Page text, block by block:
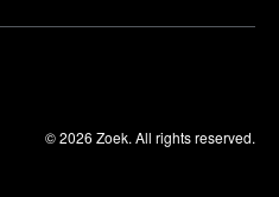
© 2026 Zoek. All rights reserved.